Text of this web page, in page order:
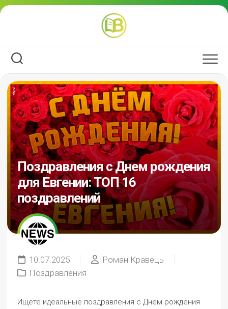
Перейти
Поздравления с Днем рождения
для Евгении: ТОП 16
поздравлений
10.07.2025
Роман Кравець
Поздравления
Ищете идеальные поздравления с Днем рождения